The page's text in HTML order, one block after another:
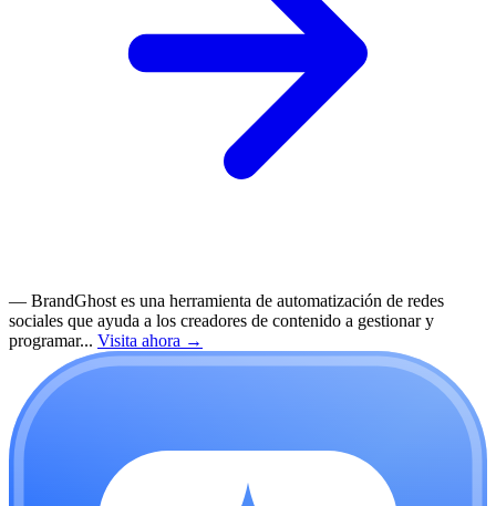
— BrandGhost es una herramienta de automatización de redes
sociales que ayuda a los creadores de contenido a gestionar y
programar... Visita ahora →